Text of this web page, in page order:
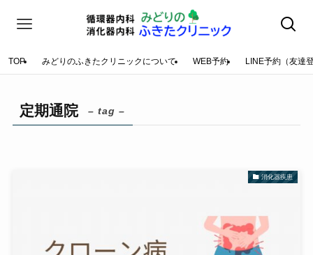
TOP みどりのふきたクリニックについて WEB予約 LINE予約（友達
定期通院 – tag –
消化器疾患